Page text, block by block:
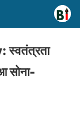
सोना-